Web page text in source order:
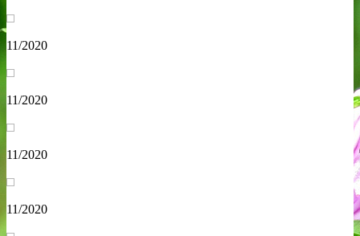
11/2020
11/2020
11/2020
11/2020